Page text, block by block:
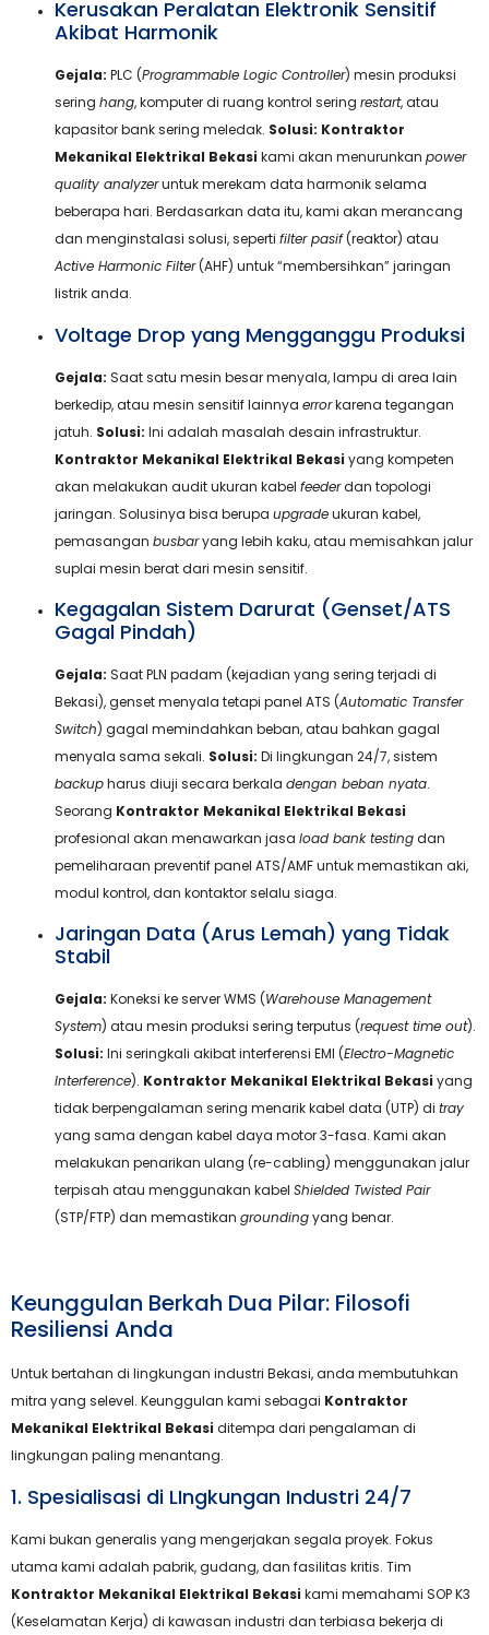
Kerusakan Peralatan Elektronik Sensitif
Akibat Harmonik
Gejala: PLC (Programmable Logic Controller) mesin produksi
sering hang, komputer di ruang kontrol sering restart, atau
kapasitor bank sering meledak. Solusi: Kontraktor
Mekanikal Elektrikal Bekasi kami akan menurunkan power
quality analyzeruntuk merekam data harmonik selama
beberapa hari. Berdasarkan data itu, kami akan merancang
dan menginstalasi solusi, seperti filter pasif(reaktor) atau
Active Harmonic Filter(AHF) untuk “membersihkan” jaringan
listrik anda.
Voltage Drop yang Mengganggu Produksi
Gejala: Saat satu mesin besar menyala, lampu di area lain
berkedip, atau mesin sensitif lainnya errorkarena tegangan
jatuh. Solusi: Ini adalah masalah desain infrastruktur.
Kontraktor Mekanikal Elektrikal Bekasi yang kompeten
akan melakukan audit ukuran kabel feederdan topologi
jaringan. Solusinya bisa berupa upgradeukuran kabel,
pemasangan busbaryang lebih kaku, atau memisahkan jalur
suplai mesin berat dari mesin sensitif.
Kegagalan Sistem Darurat (Genset/ATS
Gagal Pindah)
Gejala: Saat PLN padam (kejadian yang sering terjadi di
Bekasi), genset menyala tetapi panel ATS (Automatic Transfer
Switch) gagal memindahkan beban, atau bahkan gagal
menyala sama sekali. Solusi: Di lingkungan 24/7, sistem
backupharus diuji secara berkala dengan beban nyata.
Seorang Kontraktor Mekanikal Elektrikal Bekasi
profesional akan menawarkan jasa load bank testingdan
pemeliharaan preventif panel ATS/AMF untuk memastikan aki,
modul kontrol, dan kontaktor selalu siaga.
Jaringan Data (Arus Lemah) yang Tidak
Stabil
Gejala: Koneksi ke server WMS (Warehouse Management
System) atau mesin produksi sering terputus (request time out).
Solusi: Ini seringkali akibat interferensi EMI (Electro-Magnetic
Interference). Kontraktor Mekanikal Elektrikal Bekasi yang
tidak berpengalaman sering menarik kabel data (UTP) di tray
yang sama dengan kabel daya motor 3-fasa. Kami akan
melakukan penarikan ulang (re-cabling) menggunakan jalur
terpisah atau menggunakan kabel Shielded Twisted Pair
(STP/FTP) dan memastikan groundingyang benar.
Keunggulan Berkah Dua Pilar: Filosofi
Resiliensi Anda
Untuk bertahan di lingkungan industri Bekasi, anda membutuhkan
mitra yang selevel. Keunggulan kami sebagai Kontraktor
Mekanikal Elektrikal Bekasi ditempa dari pengalaman di
lingkungan paling menantang.
1. Spesialisasi di LIngkungan Industri 24/7
Kami bukan generalis yang mengerjakan segala proyek. Fokus
utama kami adalah pabrik, gudang, dan fasilitas kritis. Tim
Kontraktor Mekanikal Elektrikal Bekasi kami memahami SOP K3
(Keselamatan Kerja) di kawasan industri dan terbiasa bekerja di